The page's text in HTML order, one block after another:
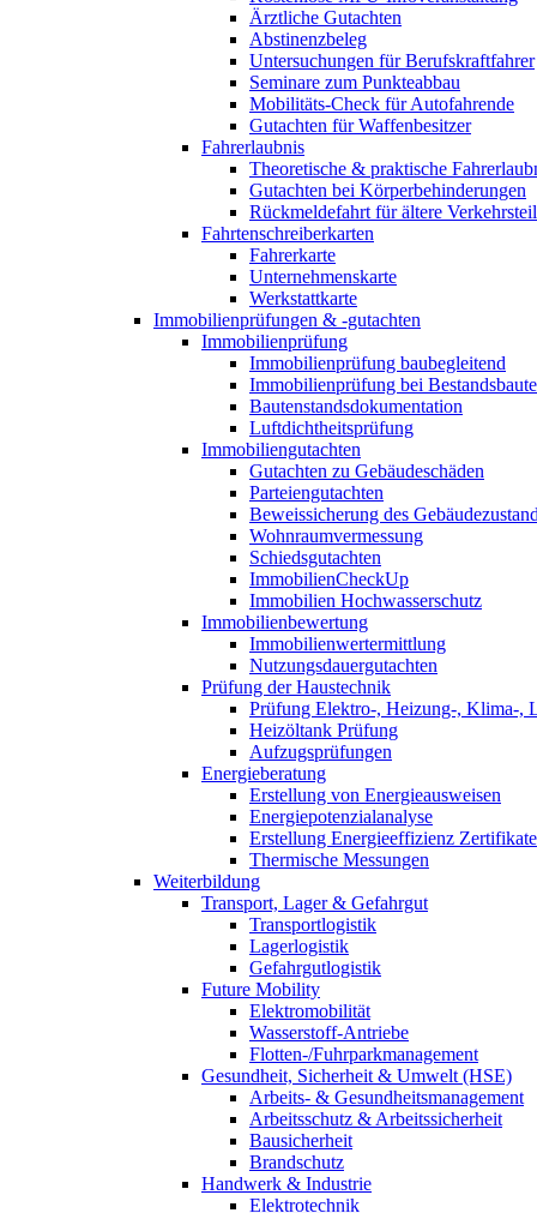
Ärztliche Gutachten
Abstinenzbeleg
Untersuchungen für Berufskraftfahrer
Seminare zum Punkteabbau
Mobilitäts-Check für Autofahrende
Gutachten für Waffenbesitzer
Fahrerlaubnis
Theoretische & praktische
Gutachten bei Körperbehinderungen
Rückmeldefahrt für ältere
Fahrtenschreiberkarten
Fahrerkarte
Unternehmenskarte
Werkstattkarte
Immobilienprüfungen & -gutachten
Immobilienprüfung
Immobilienprüfung baubegleitend
Immobilienprüfung bei
Bautenstandsdokumentation
Luftdichtheitsprüfung
Immobiliengutachten
Gutachten zu Gebäudeschäden
Parteiengutachten
Beweissicherung des
Wohnraumvermessung
Schiedsgutachten
ImmobilienCheckUp
Immobilien Hochwasserschutz
Immobilienbewertung
Immobilienwertermittlung
Nutzungsdauergutachten
Prüfung der Haustechnik
Prüfung Elektro-, Heizung-, Klima-,
Heizöltank Prüfung
Aufzugsprüfungen
Energieberatung
Erstellung von Energieausweisen
Energiepotenzialanalyse
Erstellung Energieeffizienz Zertifikate
Thermische Messungen
Weiterbildung
Transport, Lager & Gefahrgut
Transportlogistik
Lagerlogistik
Gefahrgutlogistik
Future Mobility
Elektromobilität
Wasserstoff-Antriebe
Flotten-/Fuhrparkmanagement
Gesundheit, Sicherheit & Umwelt (HSE)
Arbeits- & Gesundheitsmanagement
Arbeitsschutz & Arbeitssicherheit
Bausicherheit
Brandschutz
Handwerk & Industrie
Elektrotechnik